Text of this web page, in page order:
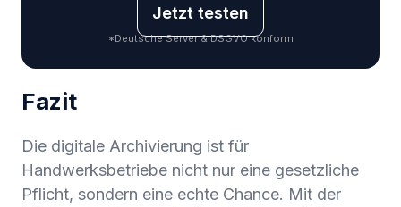
Jetzt testen
*Deutsche Server & DSGVO konform
Fazit
Die digitale Archivierung ist für
Handwerksbetriebe nicht nur eine gesetzliche
Pflicht, sondern eine echte Chance. Mit der